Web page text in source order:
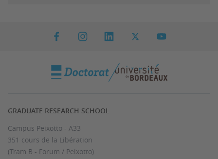
GRADUATE RESEARCH SCHOOL
Campus Peixotto - A33
351 cours de la Libération
(Tram B - Forum / Peixotto)